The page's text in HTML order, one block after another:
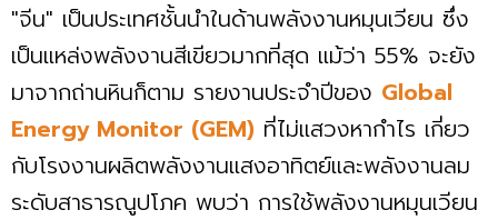
"จีน" เป็นประเทศชั้นนำในด้านพลังงานหมุนเวียน ซึ่ง
เป็นแหล่งพลังงานสีเขียวมากที่สุด แม้ว่า 55% จะยัง
มาจากถ่านหินก็ตาม รายงานประจำปีของ Global
Energy Monitor (GEM) ที่ไม่แสวงหากำไร เกี่ยว
กับโรงงานผลิตพลังงานแสงอาทิตย์และพลังงานลม
ระดับสาธารณูปโภค พบว่า การใช้พลังงานหมุนเวียน